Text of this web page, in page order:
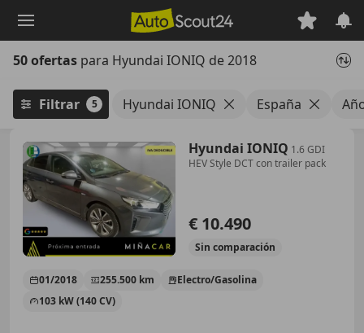
principal
50 ofertas para Hyundai IONIQ de 2018
Filtrar 5 Hyundai IONIQ España
Hyundai IONIQ 1.6 GDI
HEV Style DCT con trailer pack
€ 10.490
Sin comparación
01/2018 255.500 km
Electro/Gasolina
103 kW (140 CV)